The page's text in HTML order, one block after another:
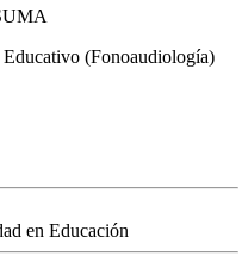
(Fonoaudiología)
en Educación